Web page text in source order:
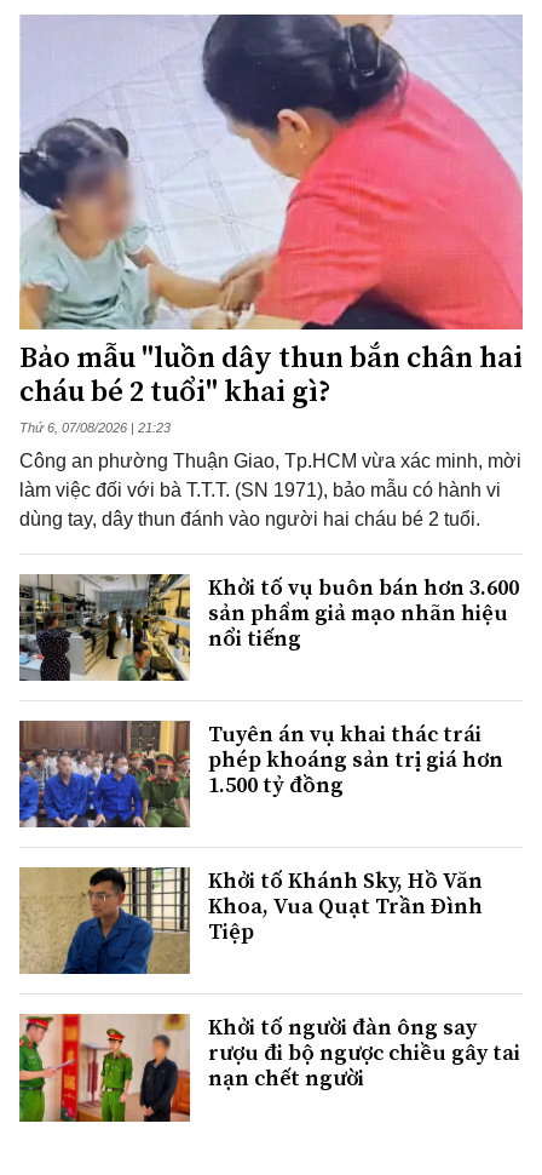
Bảo mẫu "luồn dây thun bắn chân hai
cháu bé 2 tuổi" khai gì?
Thứ 6, 07/08/2026 | 21:23
Công an phường Thuận Giao, Tp.HCM vừa xác minh, mời
làm việc đối với bà T.T.T. (SN 1971), bảo mẫu có hành vi
dùng tay, dây thun đánh vào người hai cháu bé 2 tuổi.
Khởi tố vụ buôn bán hơn 3.600
sản phẩm giả mạo nhãn hiệu
nổi tiếng
Tuyên án vụ khai thác trái
phép khoáng sản trị giá hơn
1.500 tỷ đồng
Khởi tố Khánh Sky, Hồ Văn
Khoa, Vua Quạt Trần Đình
Tiệp
Khởi tố người đàn ông say
rượu đi bộ ngược chiều gây tai
nạn chết người